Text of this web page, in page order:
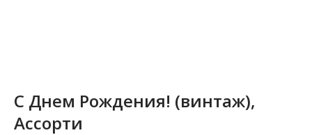
С Днем Рождения! (винтаж),
Ассорти